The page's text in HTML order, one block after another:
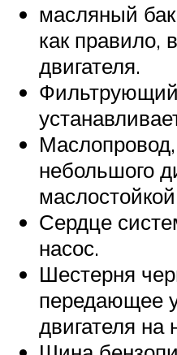
масляный
как правило,
двигателя.
небольшого
Сердце
насос.
Шестерня
передающее
двигателя на